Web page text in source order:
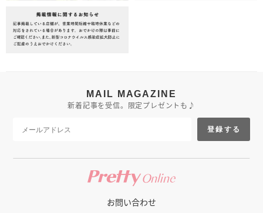
MAIL MAGAZINE
新着記事を受信。限定プレゼントも♪
登録する
お問い合わせ